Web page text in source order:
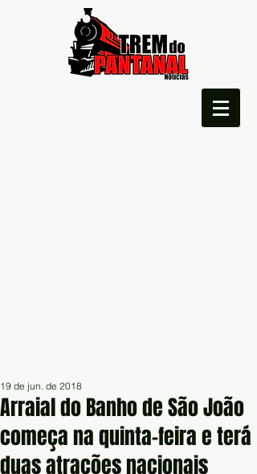
Arraial do Banho de São João
começa na quinta-feira e terá
duas atrações nacionais
19 de jun. de 2018